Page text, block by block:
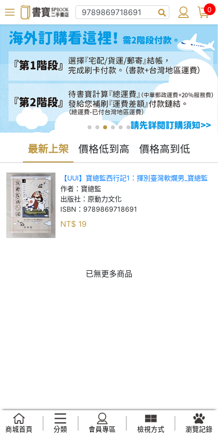
0
最新上架 價格低到高 價格高到低
【UUI】寶總監西行記1：揮別臺灣軟爛男_寶總監
作者： 寶總監
出版社： 原動力文化
ISBN： 9789869718691
NT$ 19
已無更多商品
商城首頁 分類 會員專區 檢視方式 瀏覽記錄